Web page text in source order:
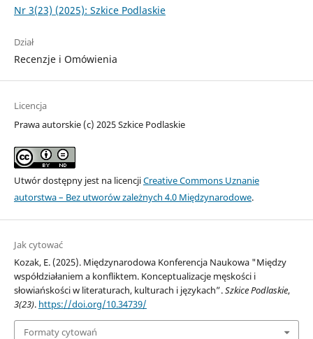
Nr 3(23) (2025): Szkice Podlaskie
Dział
Recenzje i Omówienia
Licencja
Prawa autorskie (c) 2025 Szkice Podlaskie
Utwór dostępny jest na licencjiCreative Commons Uznanie
autorstwa – Bez utworów zależnych 4.0 Międzynarodowe.
Jak cytować
Kozak, E. (2025). Międzynarodowa Konferencja Naukowa "Między
współdziałaniem a konfliktem. Konceptualizacje męskości i
słowiańskości w literaturach, kulturach i językach”.Szkice Podlaskie,
3(23). https://doi.org/10.34739/
Formaty cytowań